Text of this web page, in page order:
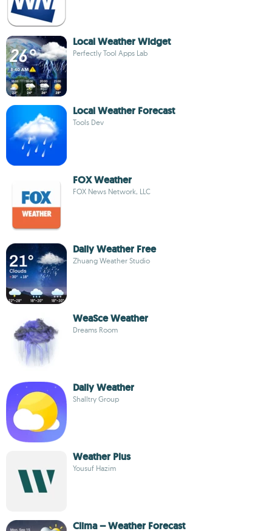
Local Weather Widget
Perfectly Tool Apps Lab
Local Weather Forecast
Tools Dev
FOX Weather
FOX News Network, LLC
Daily Weather Free
Zhuang Weather Studio
WeaSce Weather
Dreams Room
Daily Weather
Shalltry Group
Weather Plus
Yousuf Hazim
Clima – Weather Forecast